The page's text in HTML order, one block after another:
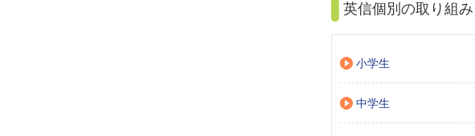
英信個別の取り組み
小学生
中学生